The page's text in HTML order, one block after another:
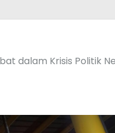
dalam Krisis Politik